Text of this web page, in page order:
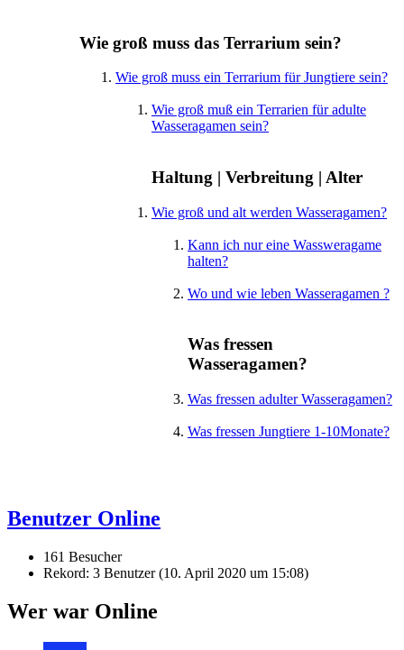
Wie groß muss das Terrarium sein?
Wie groß muss ein Terrarium für Jungtiere sein?
Wie groß muß ein Terrarien für adulte
Wasseragamen sein?
Haltung | Verbreitung | Alter
Wie groß und alt werden Wasseragamen?
Kann ich nur eine Wassweragame
halten?
Wo und wie leben Wasseragamen ?
Was fressen
Wasseragamen?
Was fressen adulter Wasseragamen?
Was fressen Jungtiere 1-10Monate?
Benutzer Online
161 Besucher
Rekord: 3 Benutzer (10. April 2020 um 15:08)
Wer war Online